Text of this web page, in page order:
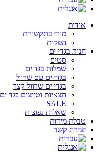
אודות
מורי בתקשורת
הפקות
חנות בגדי ים
סטים
שמלות בגד ים
בגדי ים עם שרוול
בגדי ים שרוול קצר
חצאיות וטייצים בגד ים
SALE
שאלות נפוצות
טבלת מידות
יצירת קשר